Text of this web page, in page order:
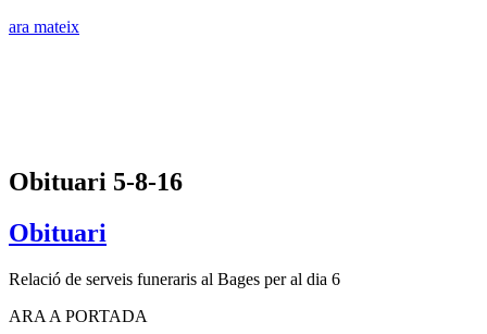
ara mateix
Obituari 5-8-16
Obituari
Relació de serveis funeraris al Bages per al dia 6
ARA A PORTADA